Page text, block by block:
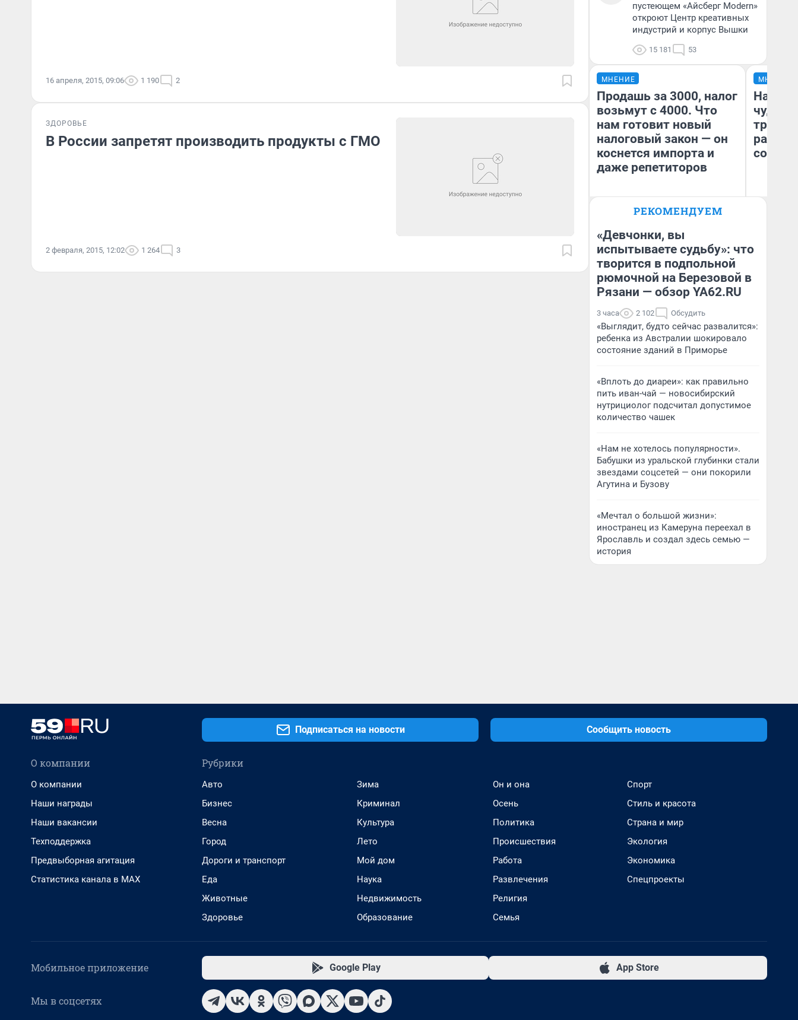
16 апреля, 2015, 09:06 1 190 2
ЗДОРОВЬЕ
В России запретят производить продукты с ГМО
2 февраля, 2015, 12:02 1 264 3
пустеющем «Айсберг Modern»
откроют Центр креативных
индустрий и корпус Вышки
15 181 53
МНЕНИЕ
Продашь за 3000, налог
возьмут с 4000. Что
нам готовит новый
налоговый закон — он
коснется импорта и
даже репетиторов
Анастасия Завгородняя
МНЕНИЕ
чудом
РЕКОМЕНДУЕМ
«Девчонки, вы
испытываете судьбу»: что
творится в подпольной
рюмочной на Березовой в
Рязани — обзор YA62.RU
3 часа 2 102 Обсудить
«Выглядит, будто сейчас развалится»:
ребенка из Австралии шокировало
состояние зданий в Приморье
«Вплоть до диареи»: как правильно
пить иван-чай — новосибирский
нутрициолог подсчитал допустимое
количество чашек
«Нам не хотелось популярности».
Бабушки из уральской глубинки стали
звездами соцсетей — они покорили
Агутина и Бузову
«Мечтал о большой жизни»:
иностранец из Камеруна переехал в
Ярославль и создал здесь семью —
история
Подписаться на новости Сообщить новость
О компании
О компании
Наши награды
Наши вакансии
Техподдержка
Предвыборная агитация
Статистика канала в MAX
Рубрики
Авто
Бизнес
Весна
Город
Дороги и транспорт
Еда
Животные
Здоровье
Зима
Криминал
Культура
Лето
Мой дом
Наука
Недвижимость
Образование
Он и она
Осень
Политика
Происшествия
Работа
Развлечения
Религия
Семья
Спорт
Стиль и красота
Страна и мир
Экология
Экономика
Спецпроекты
Мобильное приложение Google Play App Store
Мы в соцсетях